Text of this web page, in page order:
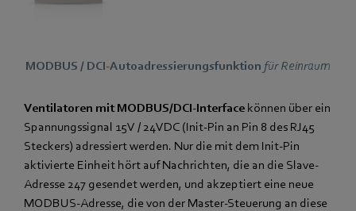
MODBUS / DCI-Autoadressierungsfunktion für Reinraum
Ventilatoren mit MODBUS/DCI-Interface können über ein
Spannungssignal 15V / 24VDC (Init-Pin an Pin 8 des RJ45
Steckers) adressiert werden. Nur die mit dem Init-Pin
aktivierte Einheit hört auf Nachrichten, die an die Slave-
Adresse 247 gesendet werden, und akzeptiert eine neue
MODBUS-Adresse, die von der Master-Steuerung an diese